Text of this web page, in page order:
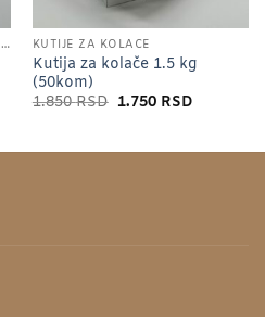
KUTIJE I PODMETACI ZA ROLATE I TORTE KUTIJE ZA KOLAČE
Kutija za kolače 1.5 kg
(50kom)
1.850RSD Originalna
1.850 RSD.
1.750 RSDTrenutna